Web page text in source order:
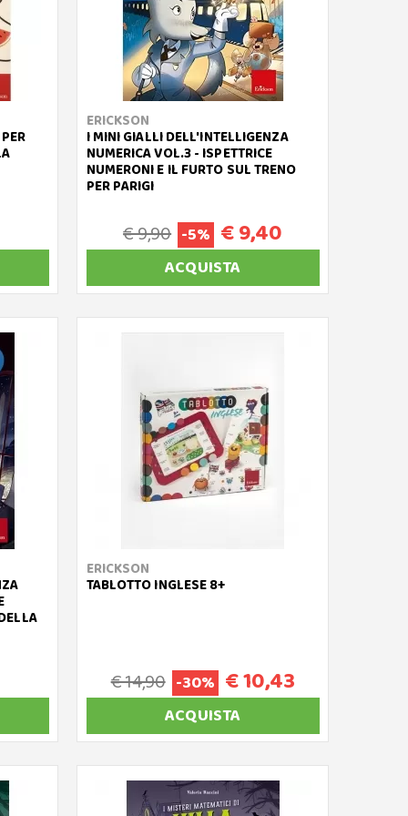
ERICKSON
I MINI GIALLI DELL'INTELLIGENZA
NUMERICA VOL.3 - ISPETTRICE
NUMERONI E IL FURTO SUL TRENO
PER PARIGI
€ 9,90 -5% € 9,40
ACQUISTA
ERICKSON
TABLOTTO INGLESE 8+
€ 14,90 -30% € 10,43
ACQUISTA